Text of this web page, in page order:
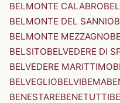
BELMONTE CALABRO
BELMONTE DEL SANNIO
BELMONTE MEZZAGNO
BELSITOBELVEDERE DI
BELVEDERE MARITTIMO
BELVEGLIOBELVIBEMA
BENESTAREBENETUTTI